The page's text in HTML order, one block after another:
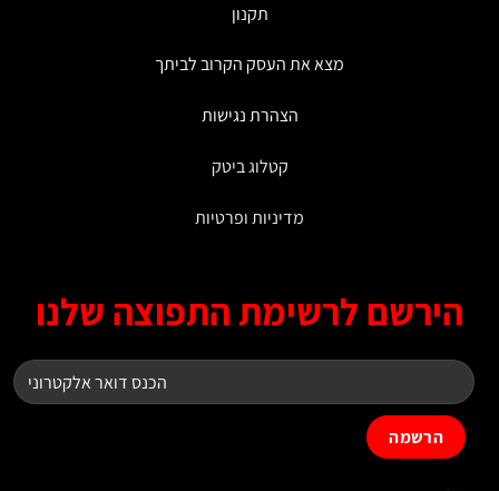
מצא את העסק הקרוב לביתך
הצהרת נגישות
קטלוג ביטק
מדיניות ופרטיות
לרשימת התפוצה שלנו